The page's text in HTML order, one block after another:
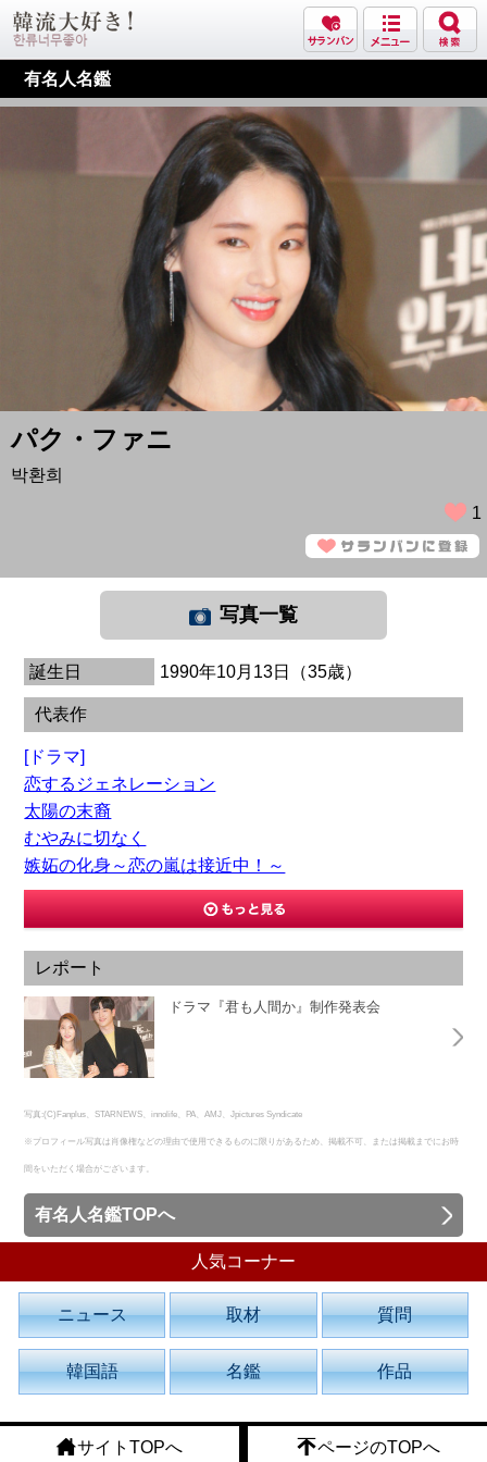
有名人名鑑
パク・ファニ
박환희
1
写真一覧
誕生日 1990年10月13日（35歳）
代表作
[ドラマ]
恋するジェネレーション
太陽の末裔
むやみに切なく
嫉妬の化身～恋の嵐は接近中！～
レポート
ドラマ『君も人間か』制作発表会
写真:(C)Fanplus、STARNEWS、innolife、PA、AMJ、Jpictures Syndicate
※プロフィール写真は肖像権などの理由で使用できるものに限りがあるため、掲載不可、または掲載までにお時
間をいただく場合がございます。
有名人名鑑TOPへ
人気コーナー
ニュース 取材 質問
韓国語 名鑑 作品
サイトTOPへ ページのTOPへ